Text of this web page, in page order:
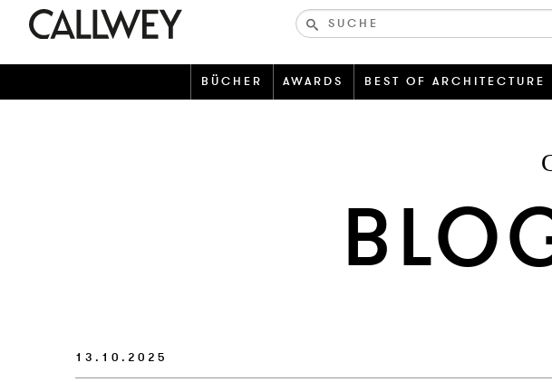
Bücher-
und
zeitschriften
BÜCHER AWARDS BEST OF ARCHITECTURE
13.10.2025